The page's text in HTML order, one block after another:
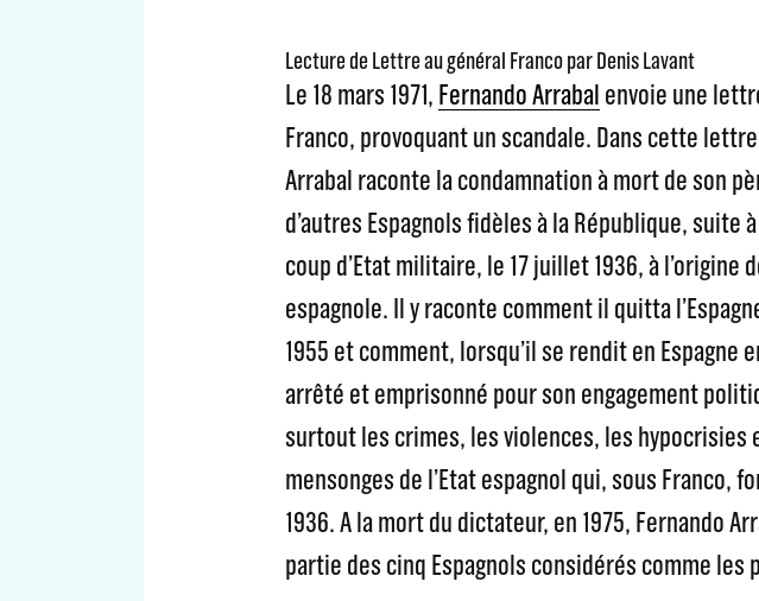
Lecture de Lettre au général Franco par Denis Lavant
Le 18 mars 1971, Fernando Arrabal envoie une
Franco, provoquant un scandale. Dans cette
Arrabal raconte la condamnation à mort de son
d’autres Espagnols fidèles à la République, suite
coup d’Etat militaire, le 17 juillet 1936, à l’origine
espagnole. Il y raconte comment il quitta
1955 et comment, lorsqu’il se rendit en Espagne
arrêté et emprisonné pour son engagement
surtout les crimes, les violences, les hypocrisies
mensonges de l’Etat espagnol qui, sous Franco,
1936. A la mort du dictateur, en 1975, Fernando
partie des cinq Espagnols considérés comme les